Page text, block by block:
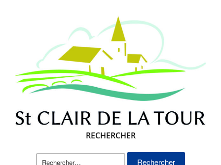
RECHERCHER
Rechercher :